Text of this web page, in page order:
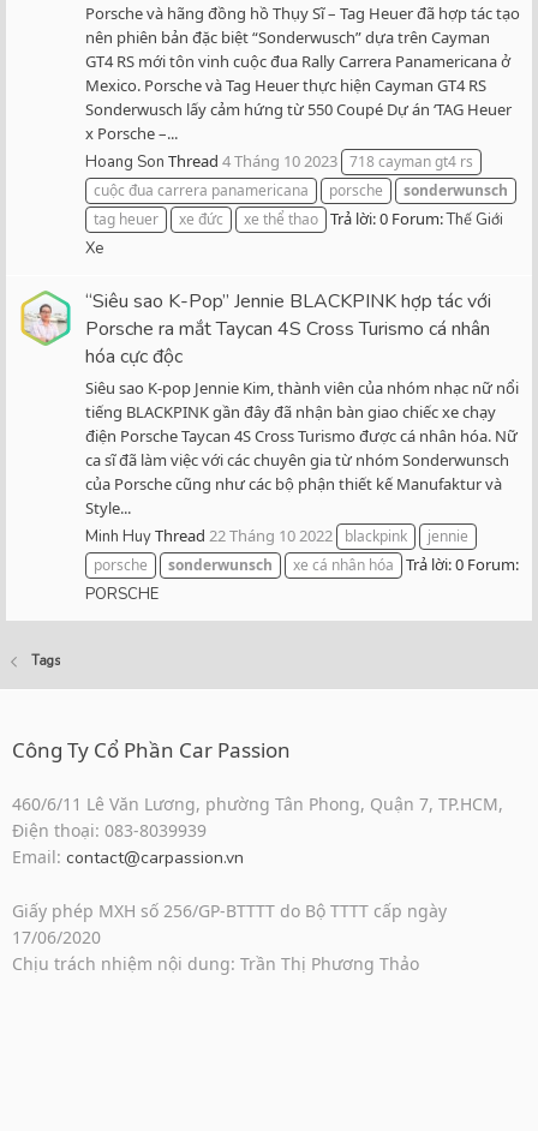
Porsche và hãng đồng hồ Thụy Sĩ – Tag Heuer đã hợp tác tạo
nên phiên bản đặc biệt “Sonderwusch” dựa trên Cayman
GT4 RS mới tôn vinh cuộc đua Rally Carrera Panamericana ở
Mexico. Porsche và Tag Heuer thực hiện Cayman GT4 RS
Sonderwusch lấy cảm hứng từ 550 Coupé Dự án ‘TAG Heuer
x Porsche –...
Hoang Son Thread 4 Tháng 10 2023 718 cayman gt4 rs
cuộc đua carrera panamericana
porsche
sonderwunsch
tag heuer
xe đức xe thể thao Trả lời: 0 Forum:Thế Giới
Xe
“Siêu sao K-Pop” Jennie BLACKPINK hợp tác với
Porsche ra mắt Taycan 4S Cross Turismo cá nhân
hóa cực độc
Siêu sao K-pop Jennie Kim, thành viên của nhóm nhạc nữ nổi
tiếng BLACKPINK gần đây đã nhận bàn giao chiếc xe chạy
điện Porsche Taycan 4S Cross Turismo được cá nhân hóa. Nữ
ca sĩ đã làm việc với các chuyên gia từ nhóm Sonderwunsch
của Porsche cũng như các bộ phận thiết kế Manufaktur và
Style...
Minh HuyThread 22 Tháng 10 2022 blackpink
jennie
porsche
sonderwunsch xe cá nhân hóa Trả lời: 0 Forum:
PORSCHE
Tags
Công Ty Cổ Phần Car Passion
460/6/11 Lê Văn Lương, phường Tân Phong, Quận 7, TP.HCM,
Điện thoại: 083-8039939
Email: contact@carpassion.vn
Giấy phép MXH số 256/GP-BTTTT do Bộ TTTT cấp ngày
17/06/2020
Chịu trách nhiệm nội dung: Trần Thị Phương Thảo